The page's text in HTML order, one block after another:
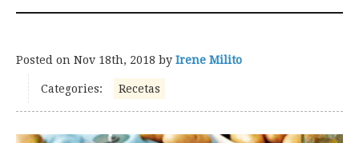
Posted on Nov 18th, 2018 by Irene Milito
Categories: Recetas